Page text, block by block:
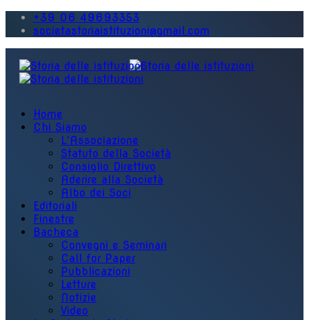
+39 06 49693353
societastoriaistituzioni@gmail.com
Home
Chi Siamo
L'Associazione
Statuto della Società
Consiglio Direttivo
Aderire alla Società
Albo dei Soci
Editoriali
Finestre
Bacheca
Convegni e Seminari
Call for Paper
Pubblicazioni
Letture
Notizie
Video